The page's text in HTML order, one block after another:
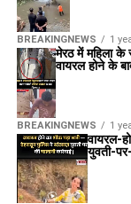
BREAKINGNEWS 1
BREAKINGNEWS 1
मेरठ में महिला
वायरल होने के
वायरल-
युवती-पर-